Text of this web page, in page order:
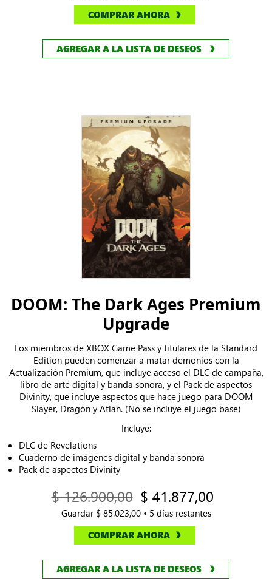
COMPRAR AHORA
AGREGAR A LA LISTA DE DESEOS
DOOM: The Dark Ages Premium
Upgrade
Los miembros de XBOX Game Pass y titulares de la Standard
Edition pueden comenzar a matar demonios con la
Actualización Premium, que incluye acceso el DLC de campaña,
libro de arte digital y banda sonora, y el Pack de aspectos
Divinity, que incluye aspectos que hace juego para DOOM
Slayer, Dragón y Atlan. (No se incluye el juego base)
Incluye:
DLC de Revelations
Cuaderno de imágenes digital y banda sonora
Pack de aspectos Divinity
$ 126.900,00 $ 41.877,00
Guardar $ 85.023,00 • 5 días restantes
COMPRAR AHORA
AGREGAR A LA LISTA DE DESEOS